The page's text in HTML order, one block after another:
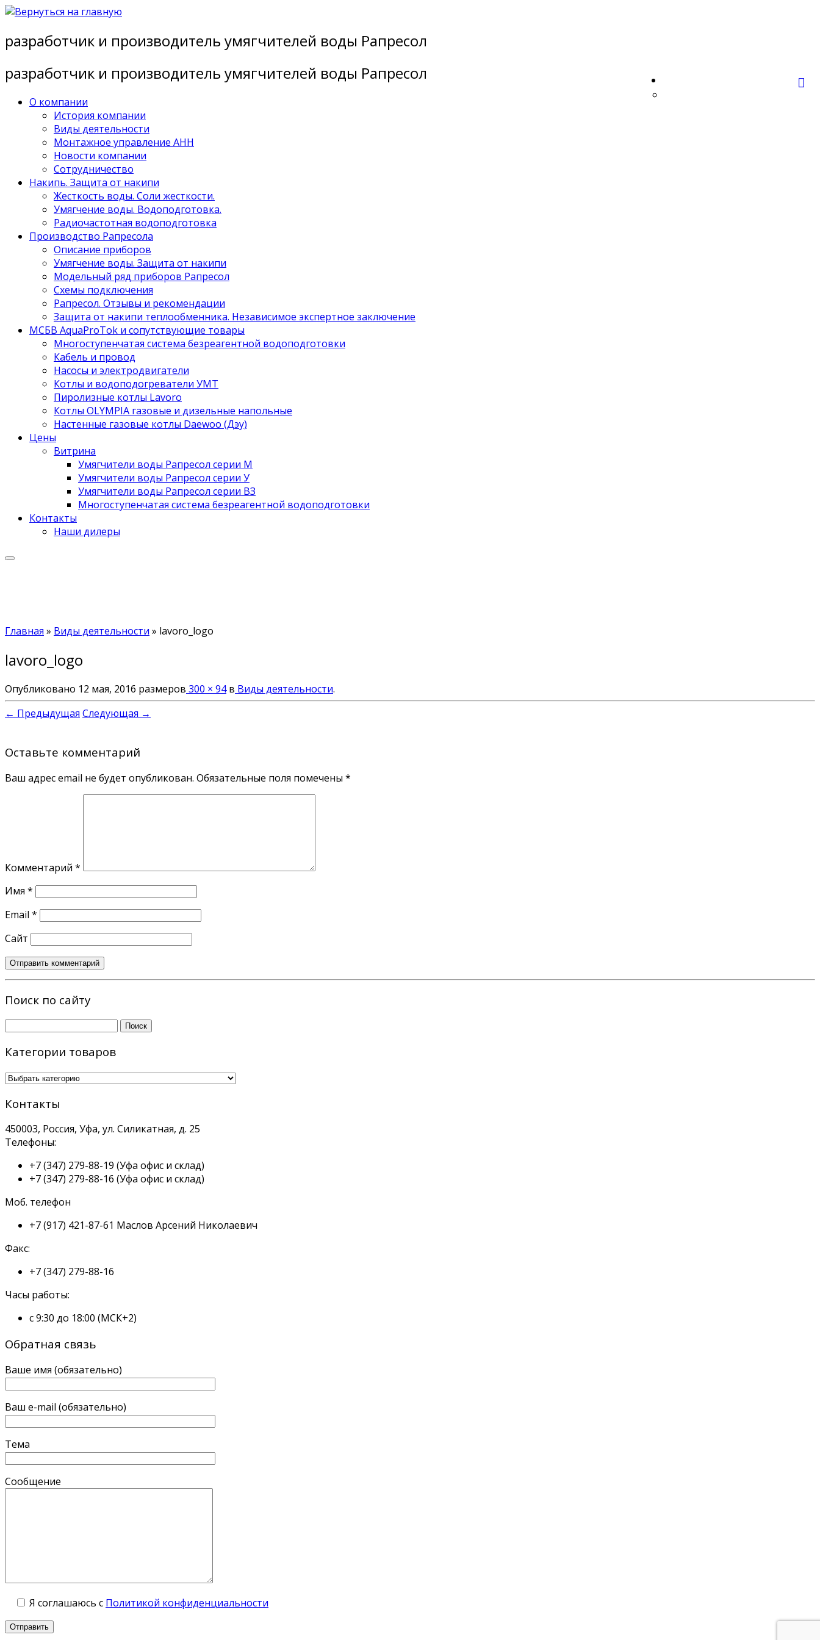
Перейти
содержимому
разработчик и производитель умягчителей воды Рапресол
разработчик и производитель умягчителей воды Рапресол
О компании
История компании
Виды деятельности
Монтажное управление АНН
Новости компании
Сотрудничество
Накипь. Защита от накипи
Жесткость воды. Соли жесткости.
Умягчение воды. Водоподготовка.
Радиочастотная водоподготовка
Производство Рапресола
Описание приборов
Умягчение воды. Защита от накипи
Модельный ряд приборов Рапресол
Схемы подключения
Рапресол. Отзывы и рекомендации
Защита от накипи теплообменника. Независимое экспертное заключение
МСБВ AquaProTok и сопутствующие товары
Многоступенчатая система безреагентной водоподготовки
Кабель и провод
Насосы и электродвигатели
Котлы и водоподогреватели УМТ
Пиролизные котлы Lavoro
Котлы OLYMPIA газовые и дизельные напольные
Настенные газовые котлы Daewoo (Дэу)
Цены
Витрина
Умягчители воды Рапресол серии М
Умягчители воды Рапресол серии У
Умягчители воды Рапресол серии ВЗ
Многоступенчатая система безреагентной водоподготовки
Контакты
Наши дилеры
Главная » Виды деятельности » lavoro_logo
lavoro_logo
Опубликовано 12 мая, 2016 размеров 300 × 94в Виды деятельности.
← Предыдущая Следующая →
Оставьте комментарий
Ваш адрес email не будет опубликован. Обязательные поля помечены *
Комментарий *
Имя *
Email *
Сайт
Поиск по сайту
Найти:
Категории товаров
Контакты
450003, Россия, Уфа, ул. Силикатная, д. 25
Телефоны:
+7 (347) 279-88-19 (Уфа офис и склад)
+7 (347) 279-88-16 (Уфа офис и склад)
Моб. телефон
+7 (917) 421-87-61 Маслов Арсений Николаевич
Факс:
+7 (347) 279-88-16
Часы работы:
с 9:30 до 18:00 (МСК+2)
Обратная связь
Ваше имя (обязательно)
Ваш e-mail (обязательно)
Тема
Сообщение
Я соглашаюсь с Политикой конфиденциальности